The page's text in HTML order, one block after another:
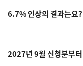
6.7% 인상의 결과는요?
2027년 9월 신청분부